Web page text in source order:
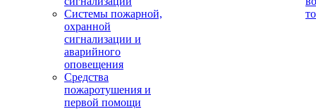
Системы пожарной,
охранной
сигнализации и
аварийного
оповещения
Средства
пожаротушения и
первой помощи